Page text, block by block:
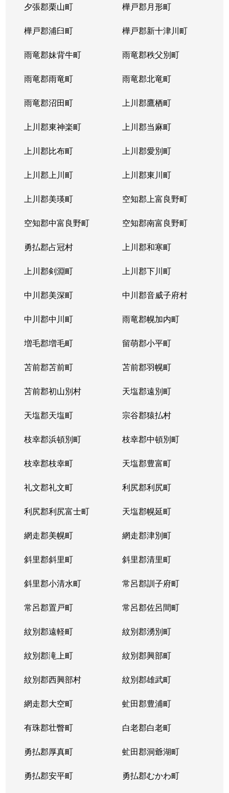
夕張郡栗山町 樺戸郡月形町
樺戸郡浦臼町 樺戸郡新十津川町
雨竜郡妹背牛町 雨竜郡秩父別町
雨竜郡雨竜町 雨竜郡北竜町
雨竜郡沼田町 上川郡鷹栖町
上川郡東神楽町 上川郡当麻町
上川郡比布町 上川郡愛別町
上川郡上川町 上川郡東川町
上川郡美瑛町 空知郡上富良野町
空知郡中富良野町 空知郡南富良野町
勇払郡占冠村 上川郡和寒町
上川郡剣淵町 上川郡下川町
中川郡美深町 中川郡音威子府村
中川郡中川町 雨竜郡幌加内町
増毛郡増毛町 留萌郡小平町
苫前郡苫前町 苫前郡羽幌町
苫前郡初山別村 天塩郡遠別町
天塩郡天塩町 宗谷郡猿払村
枝幸郡浜頓別町 枝幸郡中頓別町
枝幸郡枝幸町 天塩郡豊富町
礼文郡礼文町 利尻郡利尻町
利尻郡利尻富士町 天塩郡幌延町
網走郡美幌町 網走郡津別町
斜里郡斜里町 斜里郡清里町
斜里郡小清水町 常呂郡訓子府町
常呂郡置戸町 常呂郡佐呂間町
紋別郡遠軽町 紋別郡湧別町
紋別郡滝上町 紋別郡興部町
紋別郡西興部村 紋別郡雄武町
網走郡大空町 虻田郡豊浦町
有珠郡壮瞥町 白老郡白老町
勇払郡厚真町 虻田郡洞爺湖町
勇払郡安平町 勇払郡むかわ町